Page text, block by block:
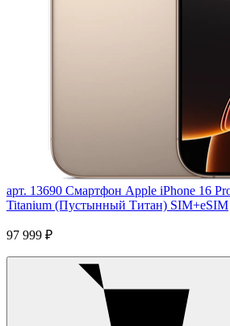
арт. 13690 Смартфон Apple iPhone 16
Titanium (Пустынный Титан) SIM+eSIM
97 999 ₽